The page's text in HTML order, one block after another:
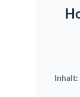
Inhalt: